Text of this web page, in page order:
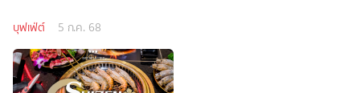
บุฟเฟ่ต์ 5 ก.ค. 68